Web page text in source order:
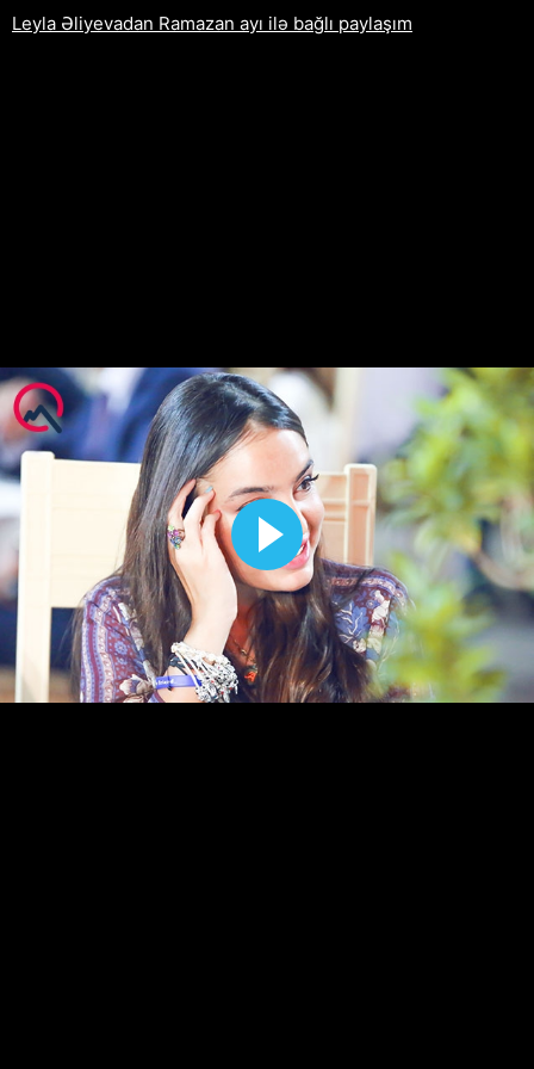
Leyla Əliyevadan Ramazan ayı ilə bağlı paylaşım